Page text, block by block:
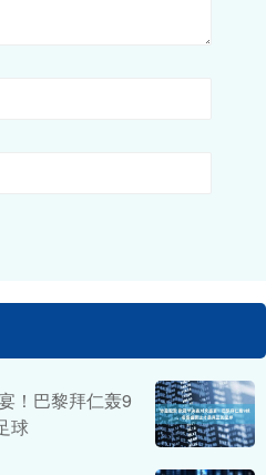
！巴黎拜仁轰9
球